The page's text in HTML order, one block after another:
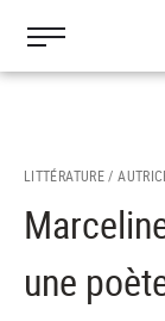
contenu
LITTÉRATURE /
une